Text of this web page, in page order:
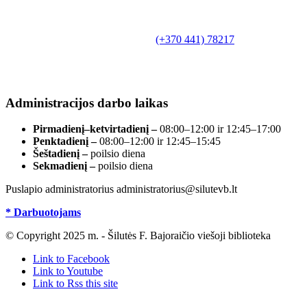
(+370 441) 78217
Administracijos darbo laikas
Pirmadienį–ketvirtadienį –08:00–12:00 ir 12:45–17:00
Penktadienį –08:00–12:00 ir 12:45–15:45
Šeštadienį –poilsio diena
Sekmadienį –poilsio diena
Puslapio administratorius administratorius@silutevb.lt
* Darbuotojams
© Copyright 2025 m. - Šilutės F. Bajoraičio viešoji biblioteka
Link to Facebook
Link to Youtube
Link to Rss this site